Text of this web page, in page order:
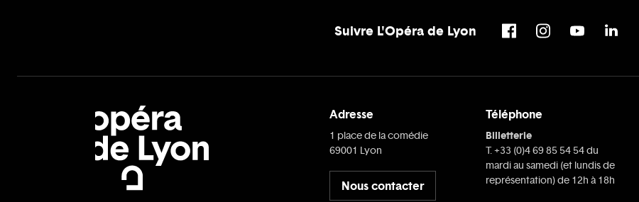
Suivre L'Opéra de Lyon
Adresse
1 place de la comédie
69001 Lyon
Nous contacter
Téléphone
Billetterie
T. +33 (0)4 69 85 54 54 du
mardi au samedi (et lundis de
représentation) de 12h à 18h